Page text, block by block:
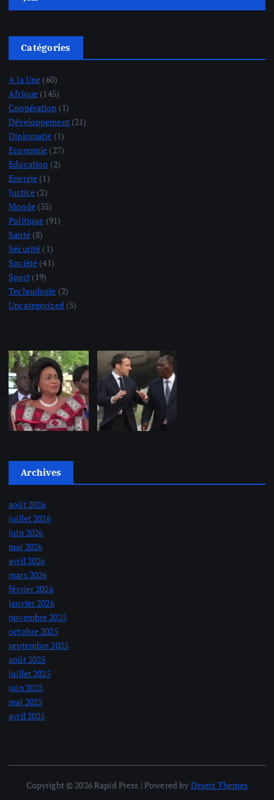
Catégories
A la Une (60)
Afrique (145)
Coopération (1)
Développement(21)
Diplomatie (1)
Economie (27)
Education (2)
Energie (1)
Justice (2)
Monde(35)
Politique (91)
Santé(8)
Sécurité (1)
Société (41)
Sport(19)
Technologie (2)
Uncategorized(5)
Archives
août 2026
juillet 2026
juin 2026
mai 2026
avril 2026
mars 2026
février 2026
janvier 2026
novembre 2025
octobre 2025
septembre 2025
août 2025
juillet 2025
juin 2025
mai 2025
avril 2025
Copyright © 2026 Rapid Press | Powered by Desert Themes